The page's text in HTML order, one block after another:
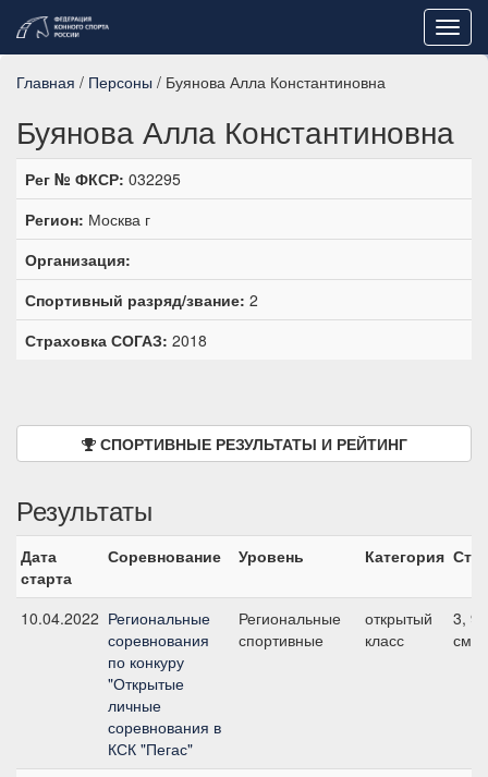
Главная / Персоны / Буянова Алла Константиновна
Буянова Алла Константиновна
Рег № ФКСР: 032295
Регион: Москва г
Организация:
Спортивный разряд/звание: 2
Страховка СОГАЗ: 2018
СПОРТИВНЫЕ РЕЗУЛЬТАТЫ И РЕЙТИНГ
Результаты
Дата
старта
Соревнование Уровень Категория
10.04.2022 Региональные
соревнования
по конкуру
"Открытые
личные
соревнования в
КСК "Пегас"
Региональные
спортивные
открытый
класс
3, 90
см